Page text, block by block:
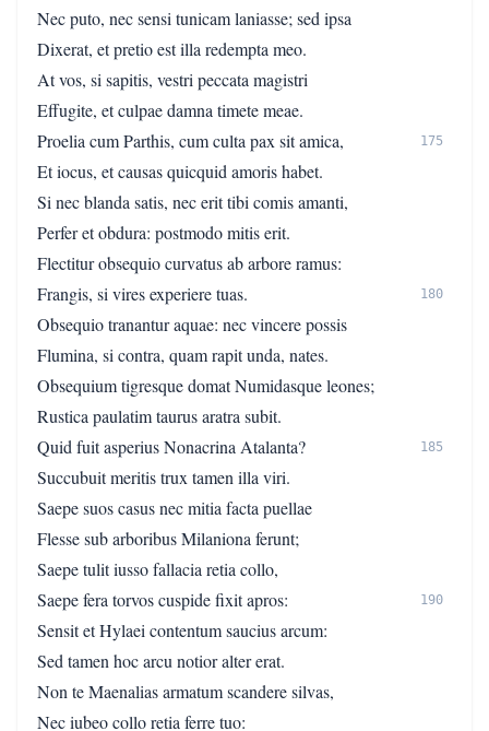
Nec puto, nec sensi tunicam laniasse; sed ipsa
Dixerat, et pretio est illa redempta meo.
At vos, si sapitis, vestri peccata magistri
Effugite, et culpae damna timete meae.
Proelia cum Parthis, cum culta pax sit amica,
175
Et iocus, et causas quicquid amoris habet.
Si nec blanda satis, nec erit tibi comis amanti,
Perfer et obdura: postmodo mitis erit.
Flectitur obsequio curvatus ab arbore ramus:
Frangis, si vires experiere tuas.
180
Obsequio tranantur aquae: nec vincere possis
Flumina, si contra, quam rapit unda, nates.
Obsequium tigresque domat Numidasque leones;
Rustica paulatim taurus aratra subit.
Quid fuit asperius Nonacrina Atalanta?
185
Succubuit meritis trux tamen illa viri.
Saepe suos casus nec mitia facta puellae
Flesse sub arboribus Milaniona ferunt;
Saepe tulit iusso fallacia retia collo,
Saepe fera torvos cuspide fixit apros:
190
Sensit et Hylaei contentum saucius arcum:
Sed tamen hoc arcu notior alter erat.
Non te Maenalias armatum scandere silvas,
Nec iubeo collo retia ferre tuo: